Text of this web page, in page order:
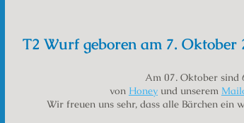
T2 Wurf geboren am 7. Oktober
Am 07. Oktober sind
von Honeyund unserem
Wir freuen uns sehr, dass alle Bärchen ein